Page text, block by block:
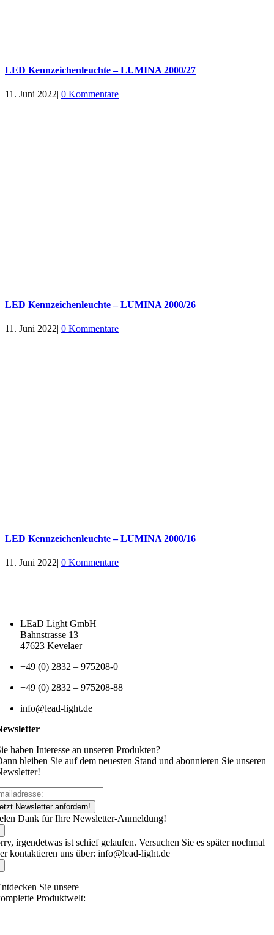
LED Kennzeichenleuchte – LUMINA 2000/27
11. Juni 2022| 0 Kommentare
LED Kennzeichenleuchte – LUMINA 2000/26
11. Juni 2022| 0 Kommentare
LED Kennzeichenleuchte – LUMINA 2000/16
11. Juni 2022| 0 Kommentare
LEaD Light GmbH
Bahnstrasse 13
47623 Kevelaer
+49 (0) 2832 – 975208-0
+49 (0) 2832 – 975208-88
info@lead-light.de
haben Interesse an unseren Produkten?
bleiben Sie auf dem neuesten Stand und abonnieren Sie unseren
Newsletter anfordern!
Dank für Ihre Newsletter-Anmeldung!
irgendetwas ist schief gelaufen. Versuchen Sie es später nochmal
kontaktieren uns über: info@lead-light.de
Sie unsere
Produktwelt: